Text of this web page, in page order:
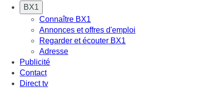
BX1
Connaître BX1
Annonces et offres d'emploi
Regarder et écouter BX1
Adresse
Publicité
Contact
Direct tv